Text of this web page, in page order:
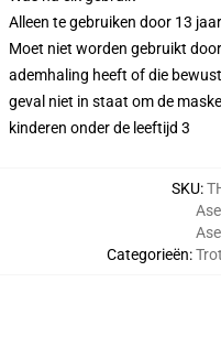
Alleen te gebruiken door 13
Moet niet worden gebruikt
ademhaling heeft of die
geval niet in staat om de
kinderen onder de leeftijd 3
SKU:
Categorieën: